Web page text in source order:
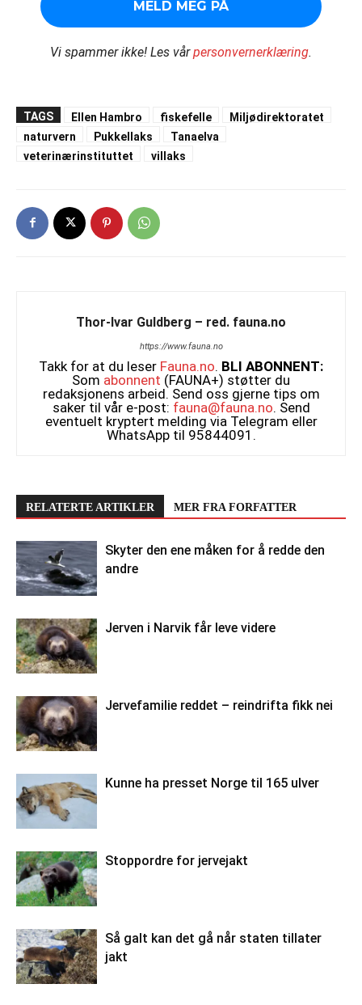
Vi spammer ikke! Les vårpersonvernerklæring.
TAGS Ellen Hambro fiskefelle
Miljødirektoratet
naturvern
Pukkellaks
Tanaelva
veterinærinstituttet
villaks
Thor-Ivar Guldberg – red. fauna.no
https://www.fauna.no
Takk for at du leser Fauna.no. BLI ABONNENT:
Som abonnent (FAUNA+) støtter du
redaksjonens arbeid. Send oss gjerne tips om
saker til vår e-post: fauna@fauna.no. Send
eventuelt kryptert melding via Telegram eller
WhatsApp til 95844091.
RELATERTE ARTIKLER MER FRA FORFATTER
Skyter den ene måken for å redde den
andre
Jerven i Narvik får leve videre
Jervefamilie reddet – reindrifta fikk nei
Kunne ha presset Norge til 165 ulver
Stoppordre for jervejakt
Så galt kan det gå når staten tillater
jakt